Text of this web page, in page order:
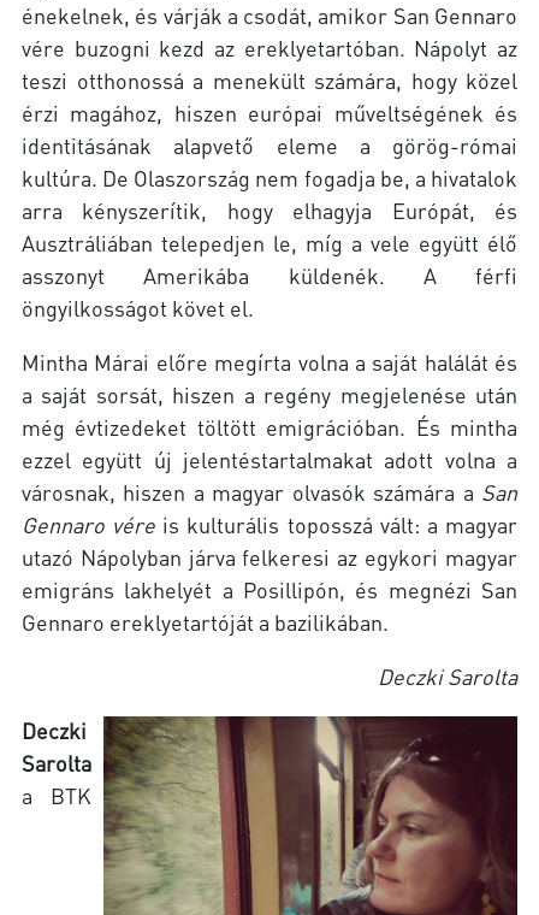
énekelnek, és várják a csodát, amikor San Gennaro
vére buzogni kezd az ereklyetartóban. Nápolyt az
teszi otthonossá a menekült számára, hogy közel
érzi magához, hiszen európai műveltségének és
identitásának alapvető eleme a görög-római
kultúra. De Olaszország nem fogadja be, a hivatalok
arra kényszerítik, hogy elhagyja Európát, és
Ausztráliában telepedjen le, míg a vele együtt élő
asszonyt Amerikába küldenék. A férfi
öngyilkosságot követ el.
Mintha Márai előre megírta volna a saját halálát és
a saját sorsát, hiszen a regény megjelenése után
még évtizedeket töltött emigrációban. És mintha
ezzel együtt új jelentéstartalmakat adott volna a
városnak, hiszen a magyar olvasók számára a San
Gennaro vére is kulturális toposszá vált: a magyar
utazó Nápolyban járva felkeresi az egykori magyar
emigráns lakhelyét a Posillipón, és megnézi San
Gennaro ereklyetartóját a bazilikában.
Deczki Sarolta
Deczki
Sarolta
a BTK